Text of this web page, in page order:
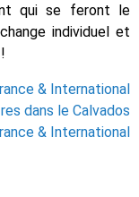
qui se feront le
individuel et
& International
dans le Calvados
& International